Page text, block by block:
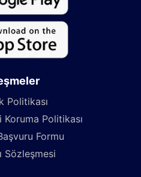
Politikası
Koruma Politikası
Formu
Sözleşmesi